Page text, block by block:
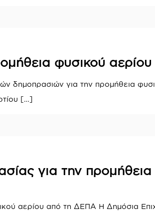
φυσικού
δημοπρασιών για την προμήθεια
[…]
για την
αερίου από τη ΔΕΠΑ Η Δημόσια